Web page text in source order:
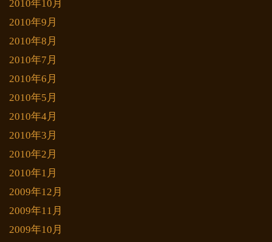
2010年10月
2010年9月
2010年8月
2010年7月
2010年6月
2010年5月
2010年4月
2010年3月
2010年2月
2010年1月
2009年12月
2009年11月
2009年10月